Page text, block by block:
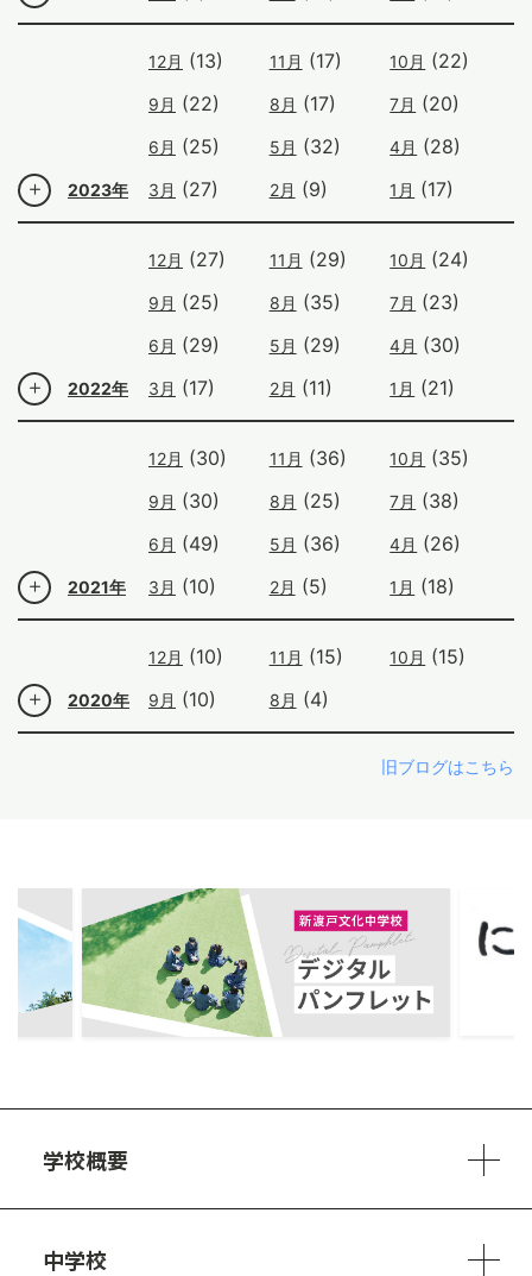
2023年
12月 (13) 11月 (17) 10月 (22)
9月 (22) 8月 (17) 7月 (20)
6月 (25) 5月 (32) 4月 (28)
3月 (27) 2月 (9) 1月 (17)
2022年
12月 (27) 11月 (29) 10月 (24)
9月 (25) 8月 (35) 7月 (23)
6月 (29) 5月 (29) 4月 (30)
3月 (17) 2月 (11) 1月 (21)
2021年
12月 (30) 11月 (36) 10月 (35)
9月 (30) 8月 (25) 7月 (38)
6月 (49) 5月 (36) 4月 (26)
3月 (10) 2月 (5) 1月 (18)
2020年
12月 (10) 11月 (15) 10月 (15)
9月 (10) 8月 (4)
旧ブログはこちら
学校概要
中学校